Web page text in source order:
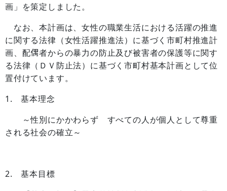
画」を策定しました。
なお、本計画は、女性の職業生活における活躍の推進
に関する法律（女性活躍推進法）に基づく市町村推進計
画、配偶者からの暴力の防止及び被害者の保護等に関す
る法律（ＤＶ防止法）に基づく市町村基本計画として位
置付けています。
1. 基本理念
～性別にかかわらず すべての人が個人として尊重
される社会の確立～
2. 基本目標